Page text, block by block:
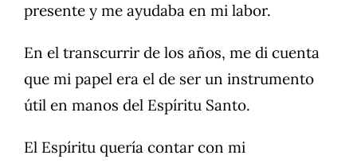
presente y me ayudaba en mi labor.
En el transcurrir de los años, me di cuenta
que mi papel era el de ser un instrumento
útil en manos del Espíritu Santo.
El Espíritu quería contar con mi